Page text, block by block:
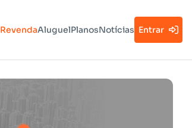
RevendaAluguelPlanosNotícias Entrar